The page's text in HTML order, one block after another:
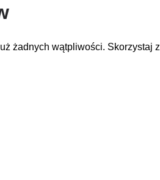
żadnych wątpliwości. Skorzystaj z